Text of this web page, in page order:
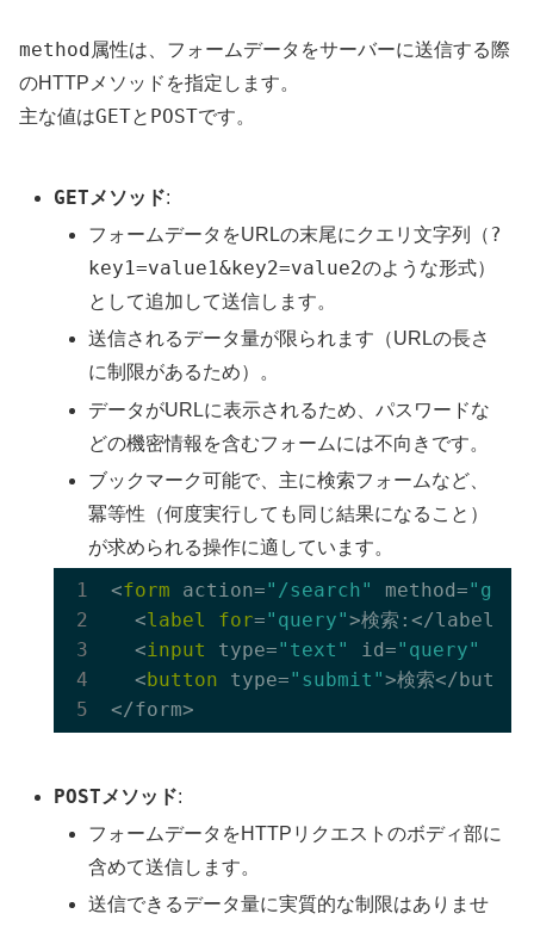
method属性は、フォームデータをサーバーに送信する際
のHTTPメソッドを指定します。
主な値はGETと POSTです。
GET メソッド:
フォームデータをURLの末尾にクエリ文字列（ ?
key1=value1&key2=value2のような形式）
として追加して送信します。
送信されるデータ量が限られます（URLの長さ
に制限があるため）。
データがURLに表示されるため、パスワードな
どの機密情報を含むフォームには不向きです。
ブックマーク可能で、主に検索フォームなど、
冪等性（何度実行しても同じ結果になること）
が求められる操作に適しています。
<form action="/search" method="get"
  <
label for="query">検索:</label>
  <
input type="text" id="query"
  <
button type="submit">検索</
POST メソッド:
フォームデータをHTTPリクエストのボディ部に
含めて送信します。
送信できるデータ量に実質的な制限はありませ